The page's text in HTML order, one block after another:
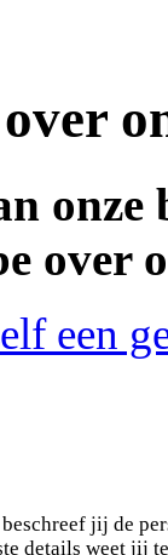
onze
over
een
jij de
details weet jij